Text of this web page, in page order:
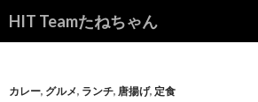
HIT Teamたねちゃん
索
ン
カレー, グルメ, ランチ, 唐揚げ, 定食